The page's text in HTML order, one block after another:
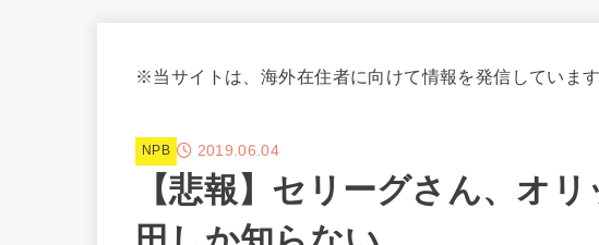
※当サイトは、海外在住者に向けて情報を発信しています
NPB 2019.06.04
【悲報】セリーグさん、オ